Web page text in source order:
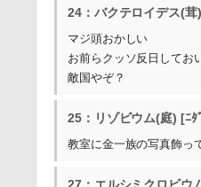
24：バクテロイデス(茸
マジ頭おかしい
お前らクッソ反日してお
敵国やぞ？
25：リゾビウム(庭) [ﾆﾀ
教室に金一族の写真飾っ